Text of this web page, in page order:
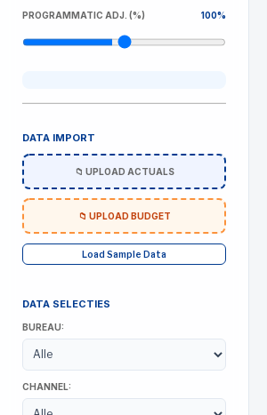
PROGRAMMATIC ADJ. (%) 100%
DATA IMPORT
📁 UPLOAD ACTUALS
📁 UPLOAD BUDGET
Load Sample Data
DATA SELECTIES
BUREAU:
CHANNEL: